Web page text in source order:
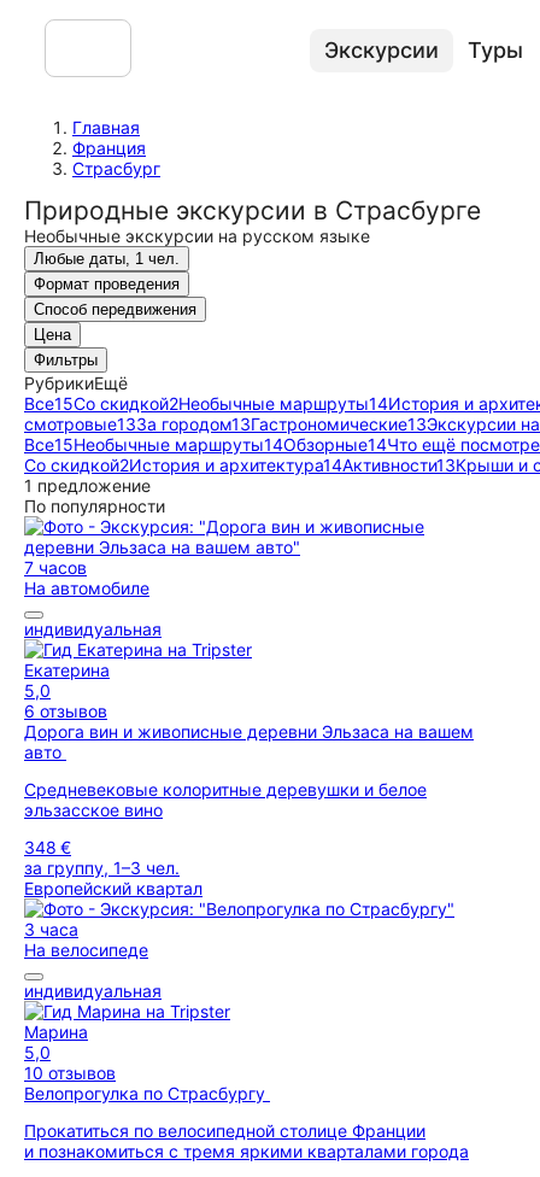
Экскурсии Туры
Главная
Франция
Страсбург
Природные экскурсии в Страсбурге
Необычные экскурсии на русском языке
Любые даты, 1 чел.
Формат проведения
Способ передвижения
Цена
Фильтры
РубрикиЕщё
Все15Со скидкой2Необычные маршруты14История и
смотровые13За городом13Гастрономические13Экскурсии
Все15Необычные маршруты14Обзорные14Что ещё
Со скидкой2История и архитектура14Активности13Крыши и
1 предложение
По популярности
7 часов
На автомобиле
индивидуальная
Екатерина
5,0
6 отзывов
Дорога вин и живописные деревни Эльзаса на вашем
авто
Средневековые колоритные деревушки и белое
эльзасское вино
348 €
за группу, 1–3 чел.
Европейский квартал
3 часа
На велосипеде
индивидуальная
Марина
5,0
10 отзывов
Велопрогулка по Страсбургу
Прокатиться по велосипедной столице Франции
и познакомиться с тремя яркими кварталами города